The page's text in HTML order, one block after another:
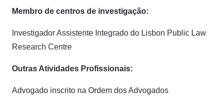
Membro de centros de investigação:
Investigador Assistente Integrado do Lisbon Public Law
Research Centre
Outras Atividades Profissionais:
Advogado inscrito na Ordem dos Advogados